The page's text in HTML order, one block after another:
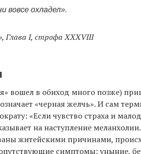
вовсе охладел».
Глава I, строфа XXXVIII
вошел в обиход много позже)
«черная желчь». И сам
«Если чувство страха и
на наступление
житейскими причинами,
симптомы: уныние,